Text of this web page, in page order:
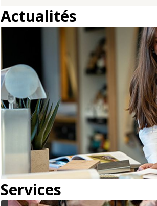
Actualités
Services